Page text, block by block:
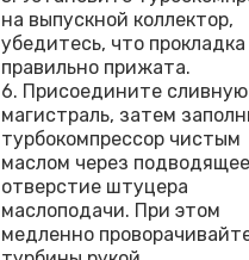
на выпускной коллектор,
убедитесь, что прокладка
правильно прижата.
6. Присоедините сливную
магистраль, затем
турбокомпрессор чистым
маслом через подводящее
отверстие штуцера
маслоподачи. При этом
медленно